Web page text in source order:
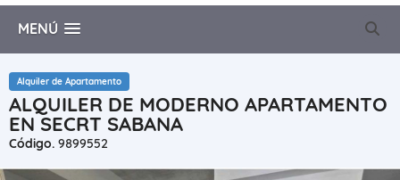
MENÚ
Alquiler de Apartamento
ALQUILER DE MODERNO APARTAMENTO
EN SECRT SABANA
Código. 9899552